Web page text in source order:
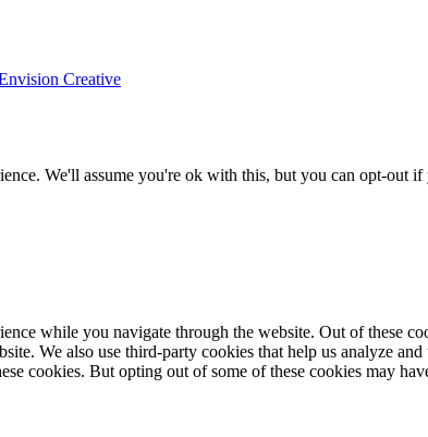
Creative
We'll assume you're ok with this, but you can opt-out
while you navigate through the website. Out of these
We also use third-party cookies that help us analyze
cookies. But opting out of some of these cookies may